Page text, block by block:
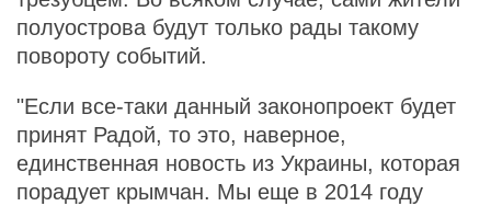
полуострова будут только рады такому
повороту событий.
"Если все-таки данный законопроект будет
принят Радой, то это, наверное,
единственная новость из Украины, которая
порадует крымчан. Мы еще в 2014 году